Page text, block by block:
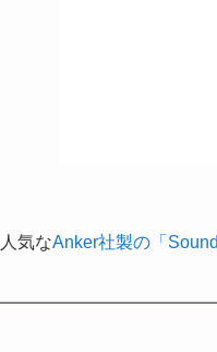
気なAnker社製の「